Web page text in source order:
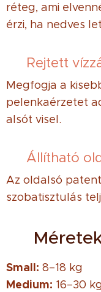
réteg, ami
érzi, ha nedves
✔ Rejtett
Megfogja a
pelenkaérzetet
alsót visel.
✔ Állítható
Az oldalsó
szobatisztulás
📏
Small: 8–18 kg
Medium: 16–30